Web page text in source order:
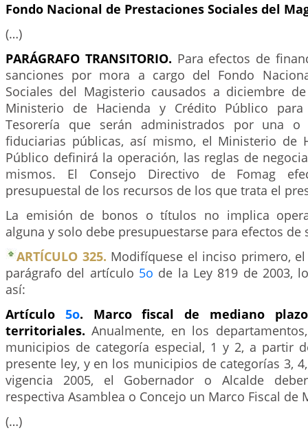
Fondo Nacional de Prestaciones Sociales del
(…)
PARÁGRAFO TRANSITORIO. Para efectos de
sanciones por mora a cargo del Fondo
Sociales del Magisterio causados a diciembre
Ministerio de Hacienda y Crédito Público
Tesorería que serán administrados por una o
fiduciarias públicas, así mismo, el Ministerio de
Público definirá la operación, las reglas de
mismos. El Consejo Directivo de Fomag
presupuestal de los recursos de los que trata el
La emisión de bonos o títulos no implica
alguna y solo debe presupuestarse para efectos de
ARTÍCULO 325. Modifíquese el inciso primero,
parágrafo del artículo 5o de la Ley 819 de 2003,
así:
Artículo 5o. Marco fiscal de mediano
territoriales.Anualmente, en los
municipios de categoría especial, 1 y 2, a partir
presente ley, y en los municipios de categorías 3,
vigencia 2005, el Gobernador o Alcalde
respectiva Asamblea o Concejo un Marco Fiscal de
(…)